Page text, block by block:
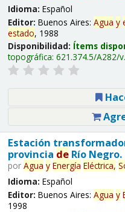
Idioma: Español
Editor: Buenos Aires: Agua y
estado, 1988
Disponibilidad: Ítems
topográfica: 621.374.5/A282/
Estación
provincia deRío Negro.
por Agua y Energía Eléctrica,
Idioma: Español
Editor: Buenos Aires: Agua y
1998